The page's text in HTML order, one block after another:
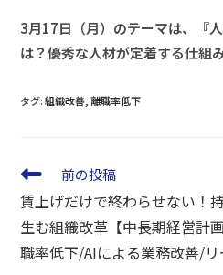
3月17日（月）のテーマは、『
は？優秀な人材が定着する仕組
タグ:組織改善 離職率低下
前の投稿
賃上げだけで終わらせない！
生む組織改革【中長期経営計
職率低下/AIによる業務改善/リ